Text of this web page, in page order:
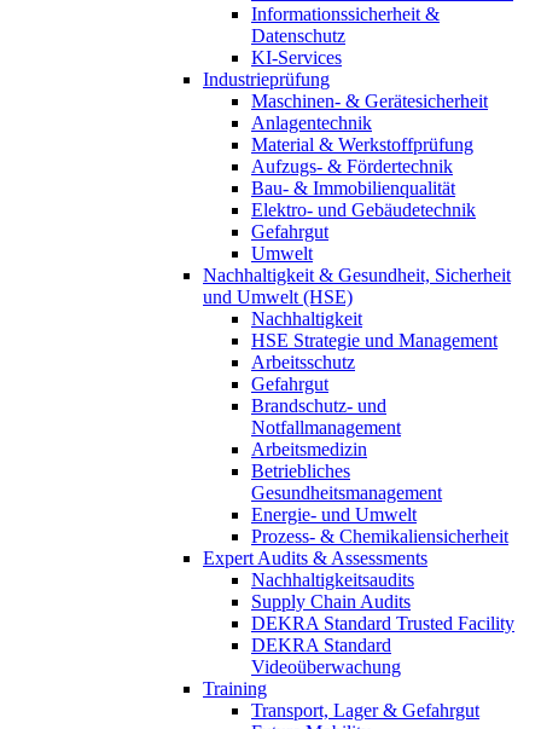
Informationssicherheit &
Datenschutz
KI-Services
Industrieprüfung
Maschinen- & Gerätesicherheit
Anlagentechnik
Material & Werkstoffprüfung
Aufzugs- & Fördertechnik
Bau- & Immobilienqualität
Elektro- und Gebäudetechnik
Gefahrgut
Umwelt
Nachhaltigkeit & Gesundheit, Sicherheit
und Umwelt (HSE)
Nachhaltigkeit
HSE Strategie und Management
Arbeitsschutz
Gefahrgut
Brandschutz- und
Notfallmanagement
Arbeitsmedizin
Betriebliches
Gesundheitsmanagement
Energie- und Umwelt
Prozess- & Chemikaliensicherheit
Expert Audits & Assessments
Nachhaltigkeitsaudits
Supply Chain Audits
DEKRA Standard Trusted Facility
DEKRA Standard
Videoüberwachung
Training
Transport, Lager & Gefahrgut